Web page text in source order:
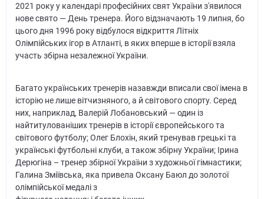
2021 року у календарі професійних свят України з'явилося
нове свято — День тренера. Його відзначають 19 липня, бо
цього дня 1996 року відбулося відкриття Літніх
Олімпійських ігор в Атланті, в яких вперше в історії взяла
участь збірна незалежної України.
Багато українських тренерів назавжди вписали свої імена в
історію не лише вітчизняного, а й світового спорту. Серед
них, наприклад, Валерій Лобановський — один із
найтитулованіших тренерів в історії європейського та
світового футболу; Олег Блохін, який тренував грецькі та
українські футбольні клуби, а також збірну України; Ірина
Дерюгіна – тренер збірної України з художньої гімнастики;
Галина Зміївська, яка привела Оксану Баюл до золотої
олімпійської медалі з